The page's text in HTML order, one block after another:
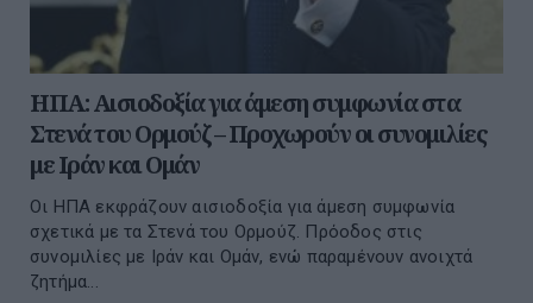
ΗΠΑ: Αισιοδοξία για άμεση συμφωνία στα
Στενά του Ορμούζ – Προχωρούν οι συνομιλίες
με Ιράν και Ομάν
Οι ΗΠΑ εκφράζουν αισιοδοξία για άμεση συμφωνία
σχετικά με τα Στενά του Ορμούζ. Πρόοδος στις
συνομιλίες με Ιράν και Ομάν, ενώ παραμένουν ανοιχτά
ζητήμα...